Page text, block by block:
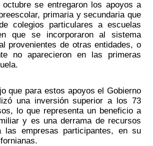
se entregaron los apoyos a
primaria y secundaria que
colegios particulares a escuelas
que se incorporaron al sistema
provenientes de otras entidades, o
no aparecieron en las primeras
que para estos apoyos el Gobierno
una inversión superior a los 73
lo que representa un beneficio a
y es una derrama de recursos
las empresas participantes, en su